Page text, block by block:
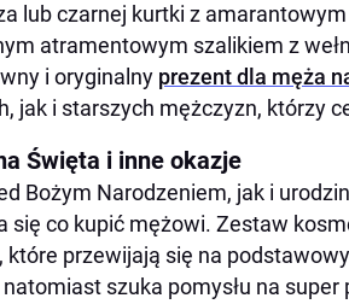
lub czarnej kurtki z
atramentowym szalikiem z
i oryginalny prezent dla męża
jak i starszych mężczyzn, którzy
Święta i inne okazje
Bożym Narodzeniem, jak i
się co kupić mężowi. Zestaw
przewijają się na
szuka pomysłu na super